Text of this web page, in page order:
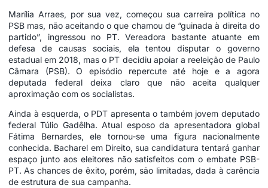
Marília Arraes, por sua vez, começou sua carreira política no
PSB mas, não aceitando o que chamou de “guinada à direita do
partido”, ingressou no PT. Vereadora bastante atuante em
defesa de causas sociais, ela tentou disputar o governo
estadual em 2018, mas o PT decidiu apoiar a reeleição de Paulo
Câmara (PSB). O episódio repercute até hoje e a agora
deputada federal deixa claro que não aceita qualquer
aproximação com os socialistas.
Ainda à esquerda, o PDT apresenta o também jovem deputado
federal Túlio Gadêlha. Atual esposo da apresentadora global
Fátima Bernardes, ele tornou-se uma figura nacionalmente
conhecida. Bacharel em Direito, sua candidatura tentará ganhar
espaço junto aos eleitores não satisfeitos com o embate PSB-
PT. As chances de êxito, porém, são limitadas, dada à carência
de estrutura de sua campanha.